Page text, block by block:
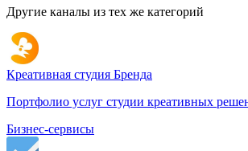
Другие каналы из тех же категорий
Креативная студия Бренда
Портфолио услуг студии креативных
Бизнес-сервисы